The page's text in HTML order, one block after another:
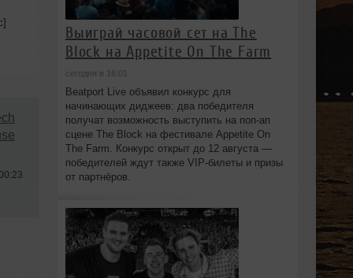
Выиграй часовой сет на The
Block на Appetite On The Farm
сегодня в 16:01
Beatport Live объявил конкурс для
начинающих диджеев: два победителя
получат возможность выступить на поп‑ап
сцене The Block на фестивале Appetite On
The Farm. Конкурс открыт до 12 августа —
победителей ждут также VIP‑билеты и призы
от партнёров.